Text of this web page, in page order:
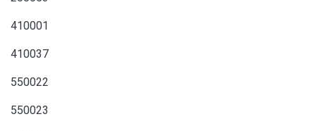
410001
410037
550022
550023